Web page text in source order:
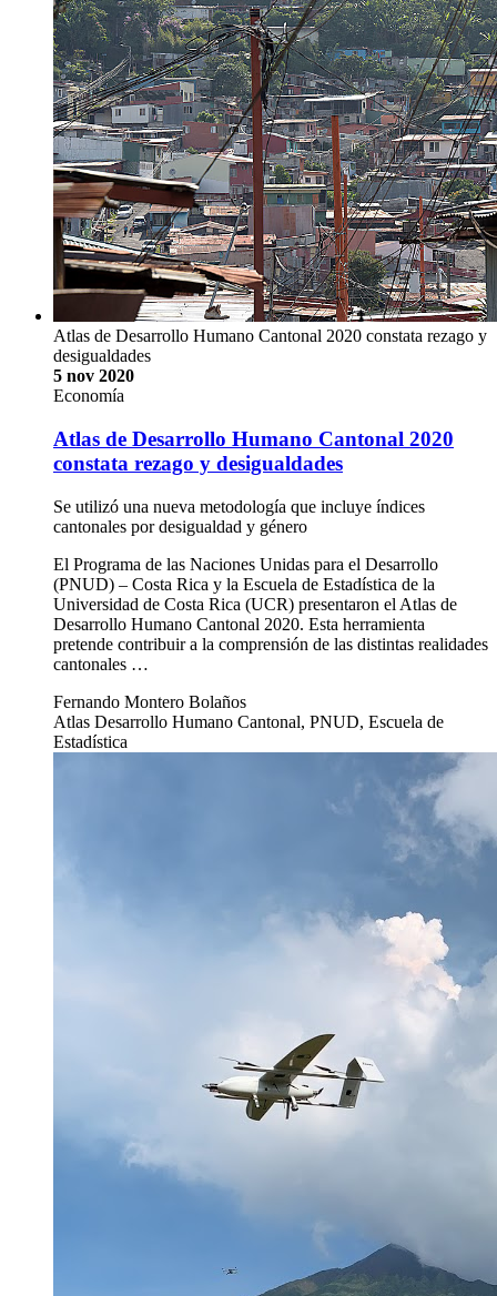
Voz experta: Las Sociales, ciencias que dejan
profundas huellas nacionales y regionales
El principio de las Ciencias Sociales y su aporte al modelo
ideológico de la Universidad de Costa Rica
Las distintas generaciones de estudiantes de la educación
superior pública de la Universidad de Costa Rica, y en
particular las Ciencias Sociales, somos parte de una tradición
histórica labrada de un sólido entorno académico participando
en diversos contextos políticos, sociales y económicos, …
Dra. Isabel Avendaño Flores
#vozexperta
Atlas de Desarrollo Humano Cantonal 2020 constata rezago y
Atlas de Desarrollo Humano Cantonal 2020
Se utilizó una nueva metodología que incluye índices
El Programa de las Naciones Unidas para el Desarrollo
(PNUD) – Costa Rica y la Escuela de Estadística de la
Universidad de Costa Rica (UCR) presentaron el Atlas de
Desarrollo Humano Cantonal 2020. Esta herramienta
pretende contribuir a la comprensión de las distintas realidades
Atlas Desarrollo Humano Cantonal, PNUD, Escuela de
Estadística